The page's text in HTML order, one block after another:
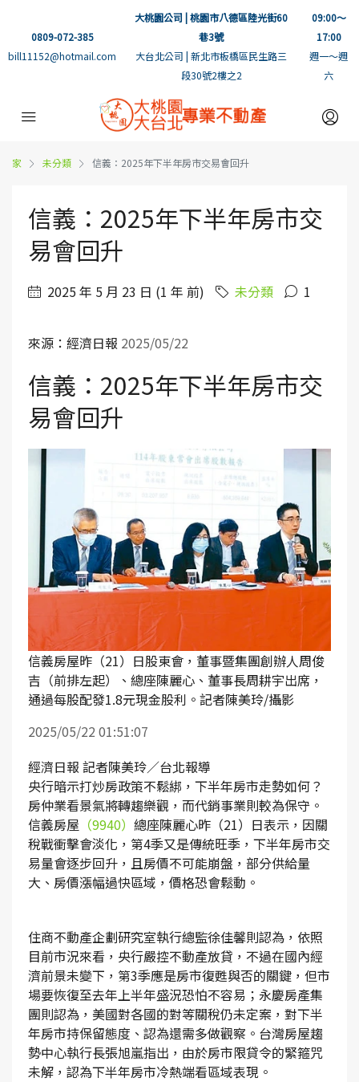
0809-072-385
bill11152@hotmail.com
大桃園公司 | 桃園市八德區陸光街60
巷3號
大台北公司 | 新北市板橋區民生路三
段30號2樓之2
09:00～
17:00
週一～週
六
家 未分類 信義：2025年下半年房市交易會回升
信義：2025年下半年房市交
易會回升
2025 年 5 月 23 日 (1 年 前) 未分類 1
來源：經濟日報 2025/05/22
信義：2025年下半年房市交
易會回升
信義房屋昨（21）日股東會，董事暨集團創辦人周俊
吉（前排左起）、總座陳麗心、董事長周耕宇出席，
通過每股配發1.8元現金股利。記者陳美玲/攝影
2025/05/22 01:51:07
經濟日報 記者陳美玲／台北報導
央行暗示打炒房政策不鬆綁，下半年房市走勢如何？
房仲業看景氣將轉趨樂觀，而代銷事業則較為保守。
信義房屋 （9940） 總座陳麗心昨（21）日表示，因關
稅戰衝擊會淡化，第4季又是傳統旺季，下半年房市交
易量會逐步回升，且房價不可能崩盤，部分供給量
大、房價漲幅過快區域，價格恐會鬆動。
住商不動產企劃研究室執行總監徐佳馨則認為，依照
目前市況來看，央行嚴控不動產放貸，不過在國內經
濟前景未變下，第3季應是房市復甦與否的關鍵，但市
場要恢復至去年上半年盛況恐怕不容易；永慶房產集
團則認為，美國對各國的對等關稅仍未定案，對下半
年房市持保留態度、認為還需多做觀察。台灣房屋趨
勢中心執行長張旭嵐指出，由於房市限貸令的緊箍咒
未解，認為下半年房市冷熱端看區域表現。